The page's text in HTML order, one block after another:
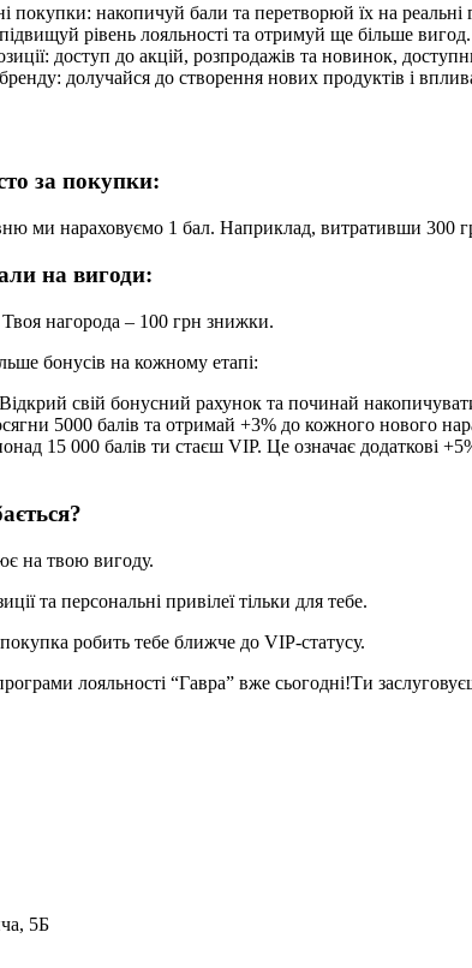
покупки: накопичуй бали та перетворюй їх на реальні
рівень лояльності та отримуй ще більше вигод.
доступ до акцій, розпродажів та новинок,
долучайся до створення нових продуктів і
за покупки:
ми нараховуємо 1 бал. Наприклад, витративши 300
на вигоди:
нагорода – 100 грн знижки.
бонусів на кожному етапі:
свій бонусний рахунок та починай
5000 балів та отримай +3% до кожного нового
15 000 балів ти стаєш VIP. Це означає додаткові
на твою вигоду.
та персональні привілеї тільки для тебе.
робить тебе ближче до VIP-статусу.
лояльності “Гавра” вже сьогодні!Ти
5Б